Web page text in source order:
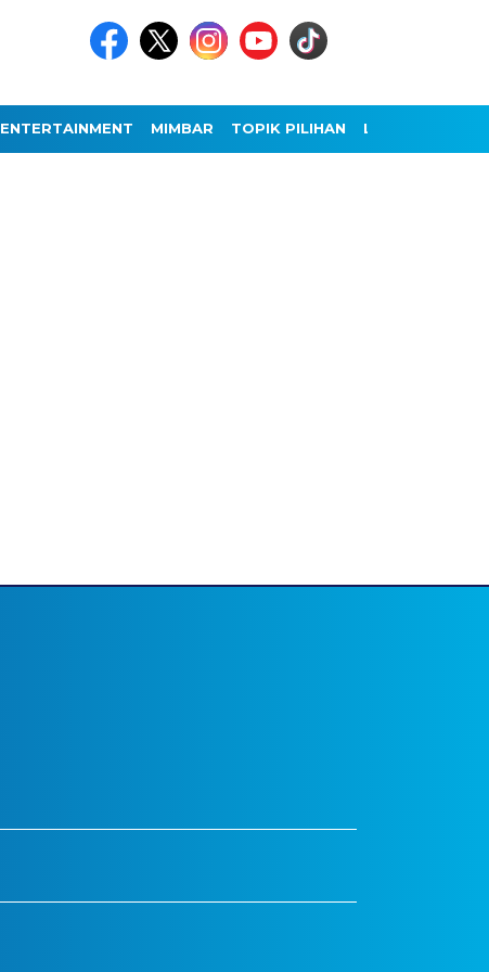
ENTERTAINMENT MIMBAR TOPIK PILIHAN LAINNYA